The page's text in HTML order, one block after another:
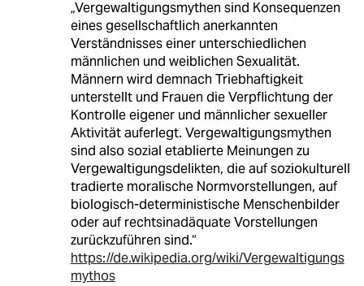
„Vergewaltigungsmythen sind Konsequenzen
eines gesellschaftlich anerkannten
Verständnisses einer unterschiedlichen
männlichen und weiblichen Sexualität.
Männern wird demnach Triebhaftigkeit
unterstellt und Frauen die Verpflichtung der
Kontrolle eigener und männlicher sexueller
Aktivität auferlegt. Vergewaltigungsmythen
sind also sozial etablierte Meinungen zu
Vergewaltigungsdelikten, die auf soziokulturell
tradierte moralische Normvorstellungen, auf
biologisch-deterministische Menschenbilder
oder auf rechtsinadäquate Vorstellungen
zurückzuführen sind.“
https://de.wikipedia.org/wiki/Vergewaltigungs
mythos